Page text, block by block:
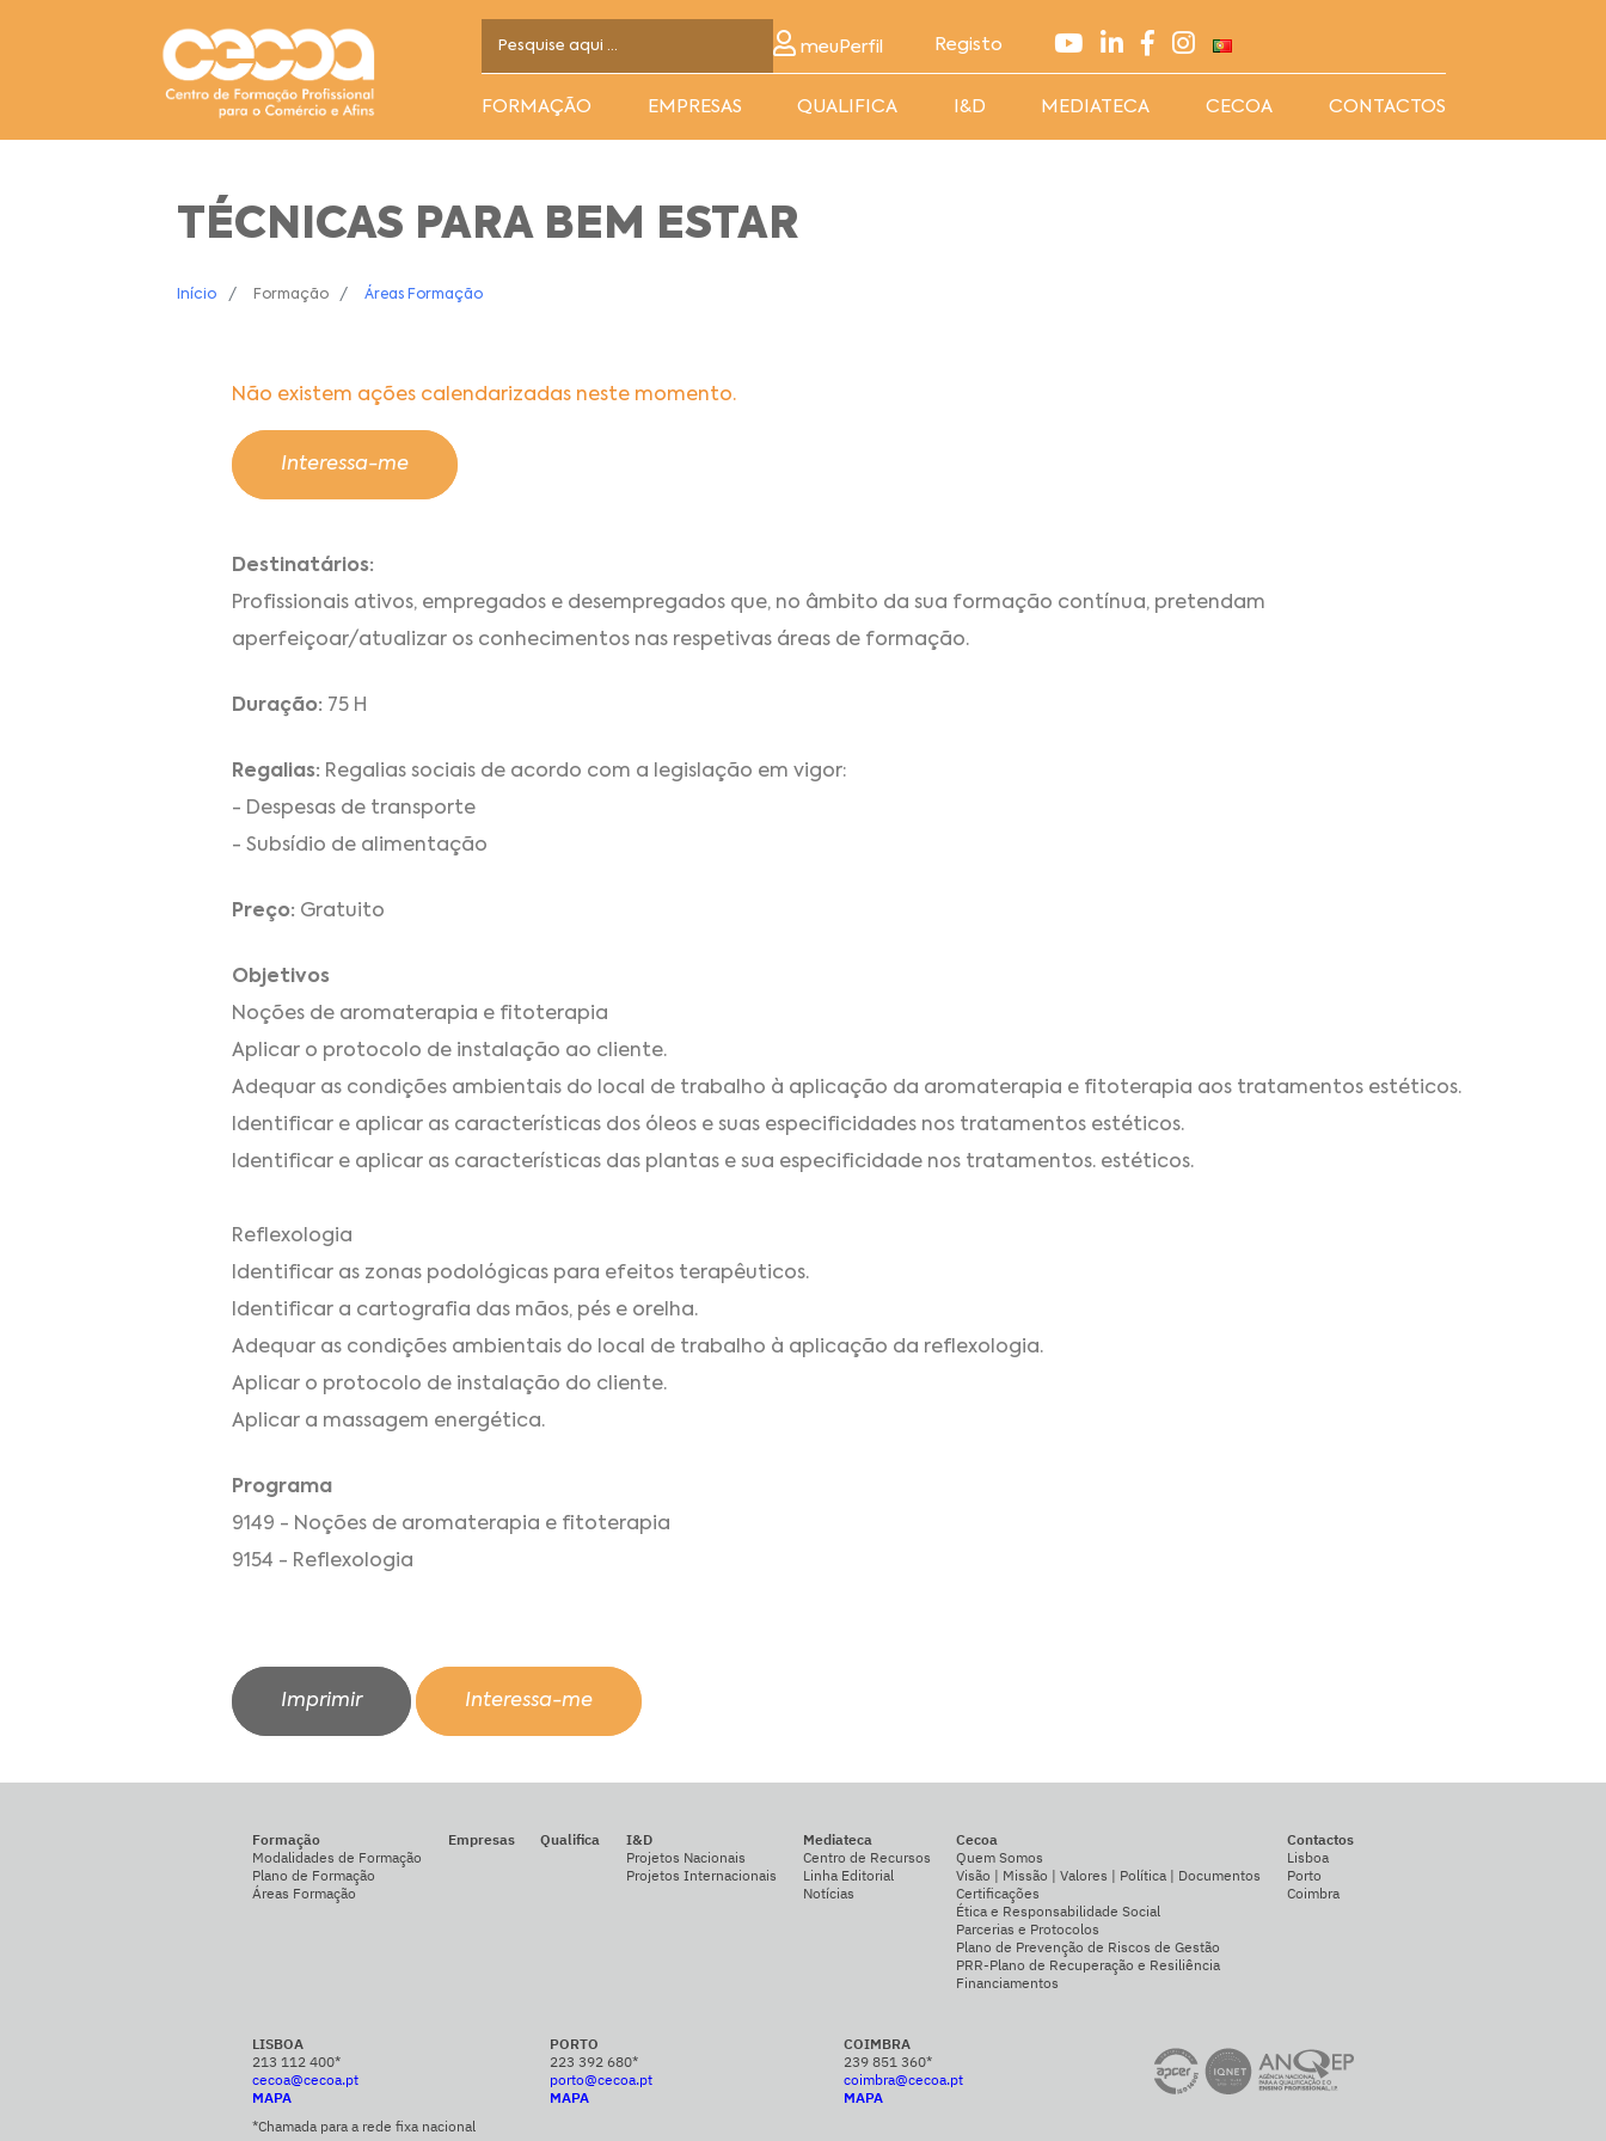
meuPerfil Registo
FORMAÇÃO EMPRESAS QUALIFICA I&D MEDIATECA CECOA CONTACTOS
TÉCNICAS PARA BEM ESTAR
Início Formação Áreas Formação
Não existem ações calendarizadas neste momento.
Interessa-me
Destinatários:
Profissionais ativos, empregados e desempregados que, no âmbito da sua formação contínua, pretendam
aperfeiçoar/atualizar os conhecimentos nas respetivas áreas de formação.
Duração: 75 H
Regalias: Regalias sociais de acordo com a legislação em vigor:
- Despesas de transporte
- Subsídio de alimentação
Preço: Gratuito
Objetivos
Noções de aromaterapia e fitoterapia
Aplicar o protocolo de instalação ao cliente.
Adequar as condições ambientais do local de trabalho à aplicação da aromaterapia e fitoterapia aos tratamentos estéticos.
Identificar e aplicar as características dos óleos e suas especificidades nos tratamentos estéticos.
Identificar e aplicar as características das plantas e sua especificidade nos tratamentos. estéticos.
Reflexologia
Identificar as zonas podológicas para efeitos terapêuticos.
Identificar a cartografia das mãos, pés e orelha.
Adequar as condições ambientais do local de trabalho à aplicação da reflexologia.
Aplicar o protocolo de instalação do cliente.
Aplicar a massagem energética.
Programa
9149 - Noções de aromaterapia e fitoterapia
9154 - Reflexologia
Imprimir Interessa-me
Formação
Modalidades de Formação
Plano de Formação
Áreas Formação
Empresas Qualifica
I&D
Projetos Nacionais
Projetos Internacionais
Mediateca
Centro de Recursos
Linha Editorial
Notícias
Cecoa
Quem Somos
Visão | Missão | Valores | Política | Documentos
Certificações
Ética e Responsabilidade Social
Parcerias e Protocolos
Plano de Prevenção de Riscos de Gestão
PRR-Plano de Recuperação e Resiliência
Financiamentos
Contactos
Lisboa
Porto
Coimbra
LISBOA
213 112 400*
cecoa@cecoa.pt
MAPA
PORTO
223 392 680*
porto@cecoa.pt
MAPA
COIMBRA
239 851 360*
coimbra@cecoa.pt
MAPA
*Chamada para a rede fixa nacional